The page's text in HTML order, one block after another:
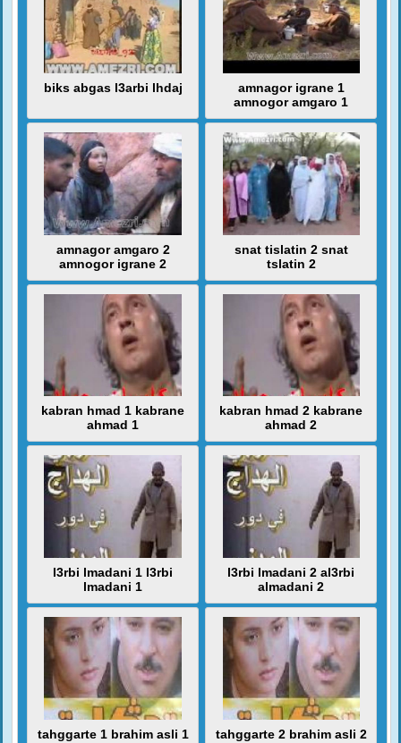
biks abgas l3arbi lhdaj
amnagor igrane 1
amnogor amgaro 1
amnagor amgaro 2
amnogor igrane 2
snat tislatin 2 snat
tslatin 2
kabran hmad 1 kabrane
ahmad 1
kabran hmad 2 kabrane
ahmad 2
l3rbi lmadani 1 l3rbi
lmadani 1
l3rbi lmadani 2 al3rbi
almadani 2
tahggarte 1 brahim asli 1 tahggarte 2 brahim asli 2